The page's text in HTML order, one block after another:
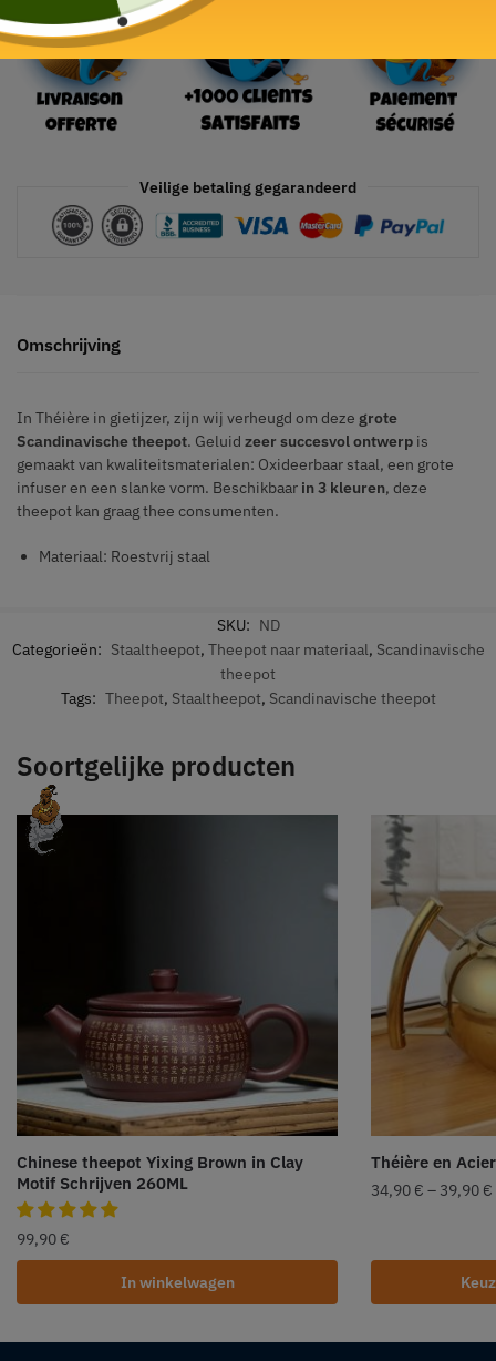
Veilige betaling gegarandeerd
Omschrijving
In Théière in gietijzer, zijn wij verheugd om deze grote
Scandinavische theepot. Geluid zeer succesvol ontwerp is
gemaakt van kwaliteitsmaterialen: Oxideerbaar staal, een grote
infuser en een slanke vorm. Beschikbaar in 3 kleuren, deze
theepot kan graag thee consumenten.
Materiaal: Roestvrij staal
SKU: ND
Categorieën: Staaltheepot, Theepot naar materiaal, Scandinavische
theepot
Tags: Theepot, Staaltheepot, Scandinavische theepot
Soortgelijke producten
Chinese theepot Yixing Brown in Clay
Motif Schrijven 260ML
99,90 €
In winkelwagen
Théière en
34,90 € – 39,90 €